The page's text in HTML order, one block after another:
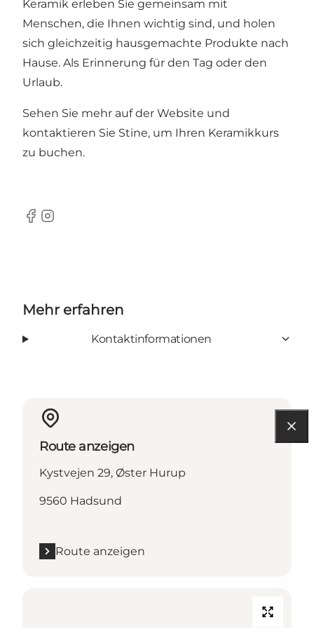
Keramik erleben Sie gemeinsam mit
Menschen, die Ihnen wichtig sind, und holen
sich gleichzeitig hausgemachte Produkte nach
Hause. Als Erinnerung für den Tag oder den
Urlaub.
Sehen Sie mehr auf der Website und
kontaktieren Sie Stine, um Ihren Keramikkurs
zu buchen.
Facebook
Instagram
Mehr erfahren
Kontaktinformationen
Route anzeigen
Kystvejen 29, Øster Hurup
9560 Hadsund
Route anzeigen